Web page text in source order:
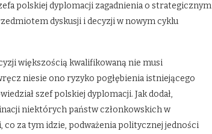
polskiej dyplomacji zagadnienia o strategicznym
dyskusji i decyzji w nowym cyklu
większością kwalifikowaną nie musi
niesie ono ryzyko pogłębienia istniejącego
szef polskiej dyplomacji. Jak dodał,
niektórych państw członkowskich w
za tym idzie, podważenia politycznej jedności